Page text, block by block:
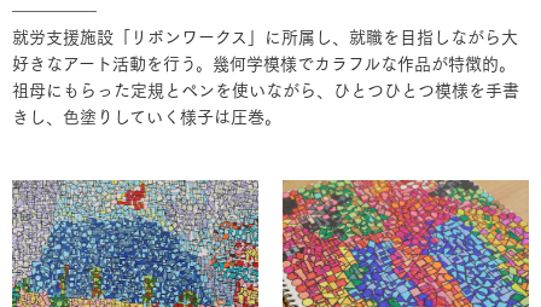
―――――
就労支援施設「リボンワークス」に所属し、就職を目指しながら大
好きなアート活動を行う。幾何学模様でカラフルな作品が特徴的。
祖母にもらった定規とペンを使いながら、ひとつひとつ模様を手書
きし、色塗りしていく様子は圧巻。